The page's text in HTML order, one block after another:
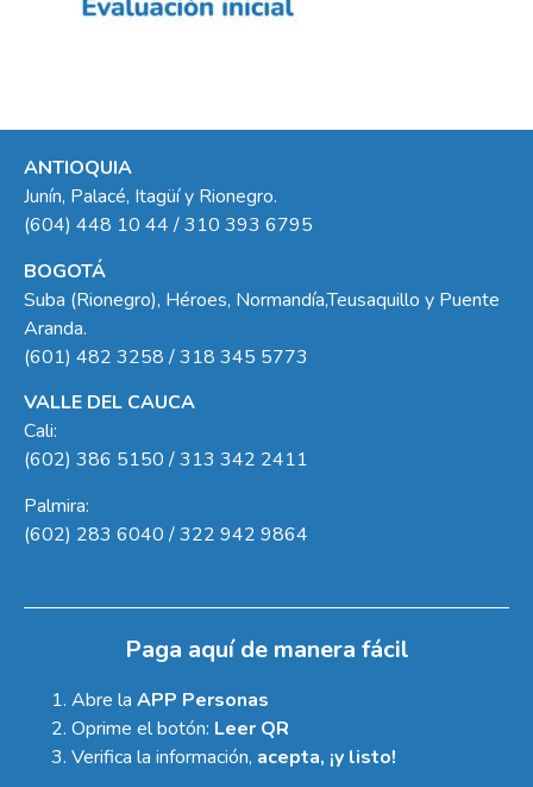
ANTIOQUIA
Junín, Palacé, Itagüí y Rionegro.
(604) 448 10 44 / 310 393 6795
BOGOTÁ
Suba (Rionegro), Héroes, Normandía,Teusaquillo y Puente
Aranda.
(601) 482 3258 / 318 345 5773
VALLE DEL CAUCA
Cali:
(602) 386 5150 / 313 342 2411
Palmira:
(602) 283 6040 / 322 942 9864
Paga aquí de manera fácil
Abre la APP Personas
Oprime el botón: Leer QR
Verifica la información, acepta, ¡y listo!